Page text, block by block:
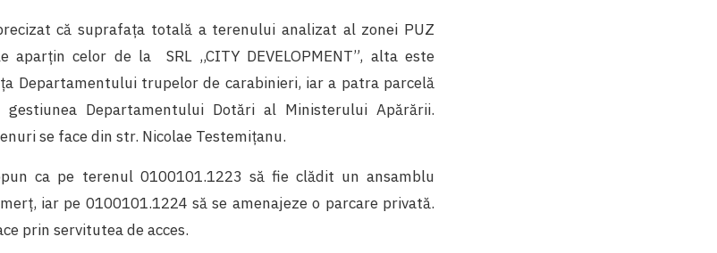
că suprafața totală a terenului analizat al zonei PUZ
aparțin celor de la SRL ,,CITY DEVELOPMENT”, alta este
Departamentului trupelor de carabinieri, iar a patra parcelă
Departamentului Dotări al Ministerului Apărării.
se face din str. Nicolae Testemițanu.
ca pe terenul 0100101.1223 să fie clădit un ansamblu
iar pe 0100101.1224 să se amenajeze o parcare privată.
prin servitutea de acces.